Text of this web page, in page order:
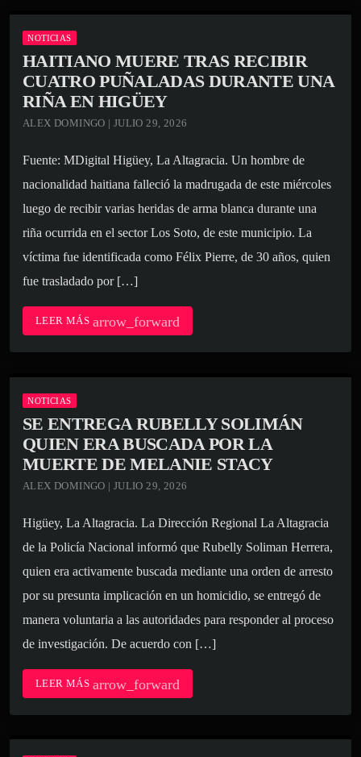
NOTICIAS
HAITIANO MUERE TRAS RECIBIR
CUATRO PUÑALADAS DURANTE UNA
RIÑA EN HIGÜEY
ALEX DOMINGO | JULIO 29, 2026
Fuente: MDigital Higüey, La Altagracia. Un hombre de
nacionalidad haitiana falleció la madrugada de este miércoles
luego de recibir varias heridas de arma blanca durante una
riña ocurrida en el sector Los Soto, de este municipio. La
víctima fue identificada como Félix Pierre, de 30 años, quien
fue trasladado por […]
LEER MÁS arrow_forward
NOTICIAS
SE ENTREGA RUBELLY SOLIMÁN
QUIEN ERA BUSCADA POR LA
MUERTE DE MELANIE STACY
ALEX DOMINGO | JULIO 29, 2026
Higüey, La Altagracia. La Dirección Regional La Altagracia
de la Policía Nacional informó que Rubelly Soliman Herrera,
quien era activamente buscada mediante una orden de arresto
por su presunta implicación en un homicidio, se entregó de
manera voluntaria a las autoridades para responder al proceso
de investigación. De acuerdo con […]
LEER MÁS arrow_forward